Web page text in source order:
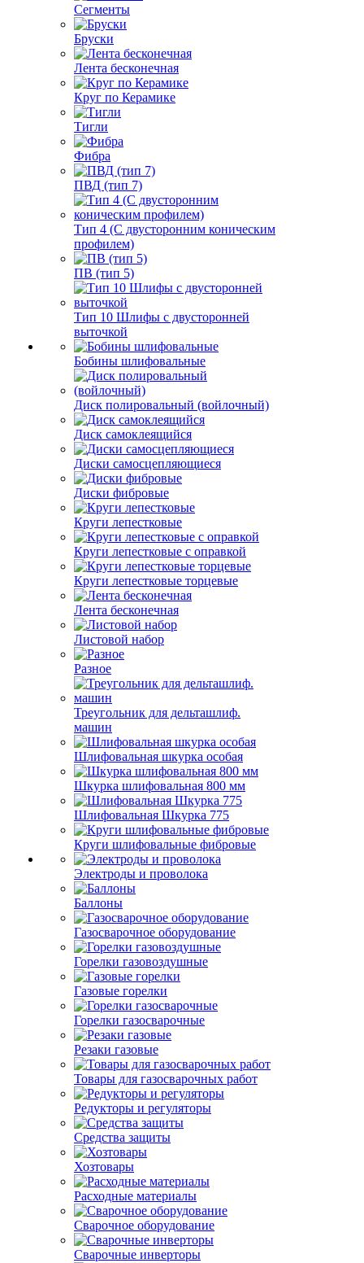
Сегменты
Бруски
Лента бесконечная
Круг по Керамике
Тигли
Фибра
ПВД (тип 7)
Тип 4 (С двусторонним коническим
профилем)
ПВ (тип 5)
Тип 10 Шлифы с двусторонней
выточкой
Бобины шлифовальные
Диск полировальный (войлочный)
Диск самоклеящийся
Диски самосцепляющиеся
Диски фибровые
Круги лепестковые
Круги лепестковые с оправкой
Круги лепестковые торцевые
Лента бесконечная
Листовой набор
Разное
Треугольник для дельташлиф.
машин
Шлифовальная шкурка особая
Шкурка шлифовальная 800 мм
Шлифовальная Шкурка 775
Круги шлифовальные фибровые
Электроды и проволока
Баллоны
Газосварочное оборудование
Горелки газовоздушные
Газовые горелки
Горелки газосварочные
Резаки газовые
Товары для газосварочных работ
Редукторы и регуляторы
Средства защиты
Хозтовары
Расходные материалы
Сварочное оборудование
Сварочные инверторы